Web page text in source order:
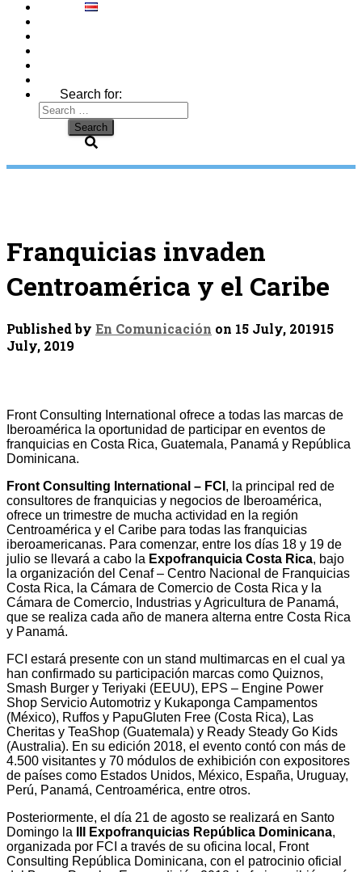
Search for:
Franquicias invaden
Centroamérica y el Caribe
Published by En Comunicación on 15 July, 201915
July, 2019
Front Consulting International ofrece a todas las marcas de
Iberoamérica la oportunidad de participar en eventos de
franquicias en Costa Rica, Guatemala, Panamá y República
Dominicana.
Front Consulting International – FCI , la principal red de
consultores de franquicias y negocios de Iberoamérica,
ofrece un trimestre de mucha actividad en la región
Centroamérica y el Caribe para todas las franquicias
iberoamericanas. Para comenzar, entre los días 18 y 19 de
julio se llevará a cabo la Expofranquicia Costa Rica, bajo
la organización del Cenaf – Centro Nacional de Franquicias
Costa Rica, la Cámara de Comercio de Costa Rica y la
Cámara de Comercio, Industrias y Agricultura de Panamá,
que se realiza cada año de manera alterna entre Costa Rica
y Panamá.
FCI estará presente con un stand multimarcas en el cual ya
han confirmado su participación marcas como Quiznos,
Smash Burger y Teriyaki (EEUU), EPS – Engine Power
Shop Servicio Automotriz y Kukaponga Campamentos
(México), Ruffos y PapuGluten Free (Costa Rica), Las
Cheritas y TeaShop (Guatemala) y Ready Steady Go Kids
(Australia). En su edición 2018, el evento contó con más de
4.500 visitantes y 70 módulos de exhibición con expositores
de países como Estados Unidos, México, España, Uruguay,
Perú, Panamá, Centroamérica, entre otros.
Posteriormente, el día 21 de agosto se realizará en Santo
Domingo la
III Expofranquicias República Dominicana,
organizada por FCI a través de su oficina local, Front
Consulting República Dominicana, con el patrocinio oficial